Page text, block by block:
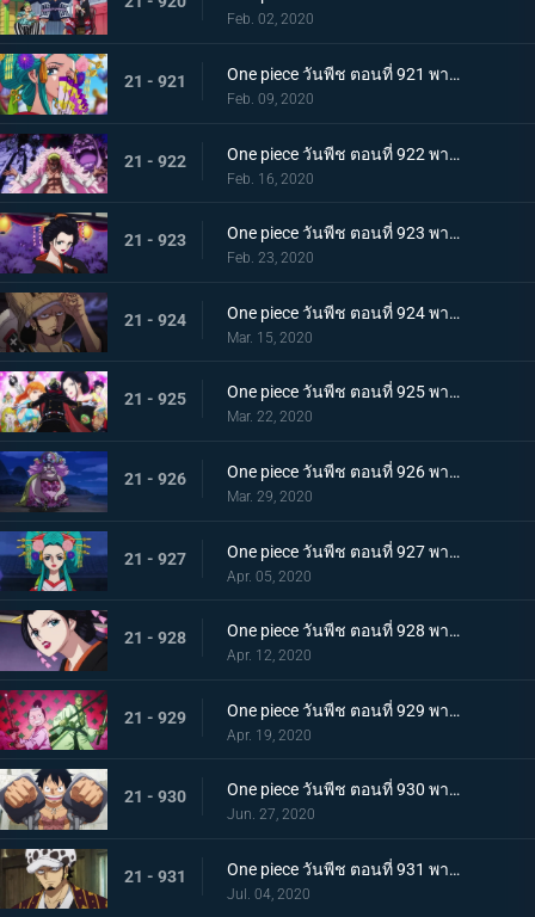
Feb. 02, 2020
21 - 921 One piece วันพีช ตอนที่ 921 พากย์ไทย ความงดงามตระการตา สาวงามแห่งประเทศวาโนะ โคมุราซากิ
Feb. 09, 2020
21 - 922 One piece วันพีช ตอนที่ 922 พากย์ไทย ตำนานลูกผู้ชาย! การเดินทางของโซโลและโทโนะยาสุ!
Feb. 16, 2020
21 - 923 One piece วันพีช ตอนที่ 923 พากย์ไทย สถานการณ์ฉุกเฉิน บิ๊กมัมย่างกรายสู่วาโนะ!
Feb. 23, 2020
21 - 924 One piece วันพีช ตอนที่ 924 พากย์ไทย เมืองในความโกลาหล! นักฆ่าหน้าใหม่ที่หมายหัวซันจิ
Mar. 15, 2020
21 - 925 One piece วันพีช ตอนที่ 925 พากย์ไทย การต่อสู้ครั้งใหญ่! ผู้พิทักษ์หน้ากากโซบะ!
Mar. 22, 2020
21 - 926 One piece วันพีช ตอนที่ 926 พากย์ไทย เข้าตาจน โอโรจิโอนิวาบังที่แสนอันตราย
Mar. 29, 2020
21 - 927 One piece วันพีช ตอนที่ 927 พากย์ไทย ขุมนรก! พญาอสรพิษผู้น่าสะพรึง โชกุนโอโรจิ
Apr. 05, 2020
21 - 928 One piece วันพีช ตอนที่ 928 พากย์ไทย ดอกไม้ที่ปลิดปลิว! วาระสุดท้ายของหญิงงามแห่งวาโนะ
Apr. 12, 2020
21 - 929 One piece วันพีช ตอนที่ 929 พากย์ไทย สายสัมพันธ์นักโทษ ลูฟี่กับปู่เฮียว!
Apr. 19, 2020
21 - 930 One piece วันพีช ตอนที่ 930 พากย์ไทย หัวหน้าใหญ่! ควีนแห่งหายนะปรากฏตัว!
Jun. 27, 2020
21 - 931 One piece วันพีช ตอนที่ 931 พากย์ไทย ปีนขึ้นไป ลูฟี่และการหนีตายที่เดิมพันด้วยชีวิต!
Jul. 04, 2020